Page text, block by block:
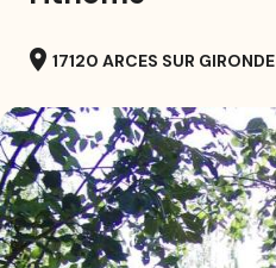
location_on 17120 ARCES SUR GIRONDE